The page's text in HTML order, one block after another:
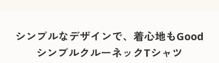
シンプルなデザインで、着心地もGood
シンプルクルーネックTシャツ